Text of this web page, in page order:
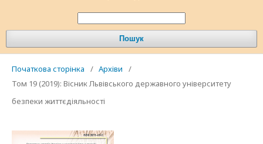
Пошук
Початкова сторінка / Архіви
/
Том 19 (2019): Вісник Львівського державного університету
безпеки життєдіяльності